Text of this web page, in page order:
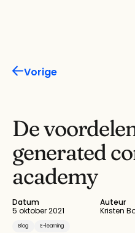
Vorige
Datum
5 oktober 2021
Auteur
Kristen
Blog E-learning
De
generated
academy
Oplossingen
Inspiratie
Over ons
Product